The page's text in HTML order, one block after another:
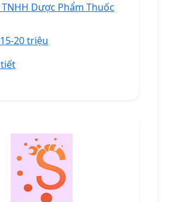
TNHH Dược Phẩm Thuốc
15-20 triệu